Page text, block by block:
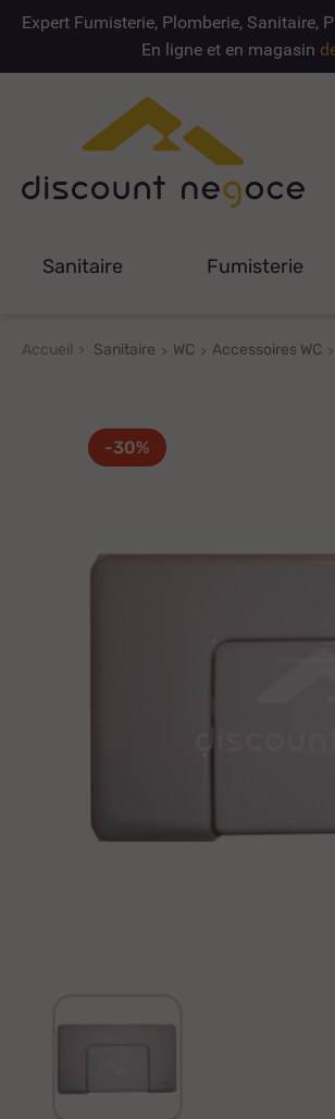
Expert Fumisterie, Plomberie, Sanitaire,
En ligne et en magasin
Sanitaire Fumisterie
Accueil Sanitaire WC Accessoires WC
-30%